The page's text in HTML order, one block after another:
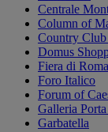
Centrale
Column of
Country
Domus
Fiera di Roma
Foro Italico
Forum of
Galleria
Garbatella